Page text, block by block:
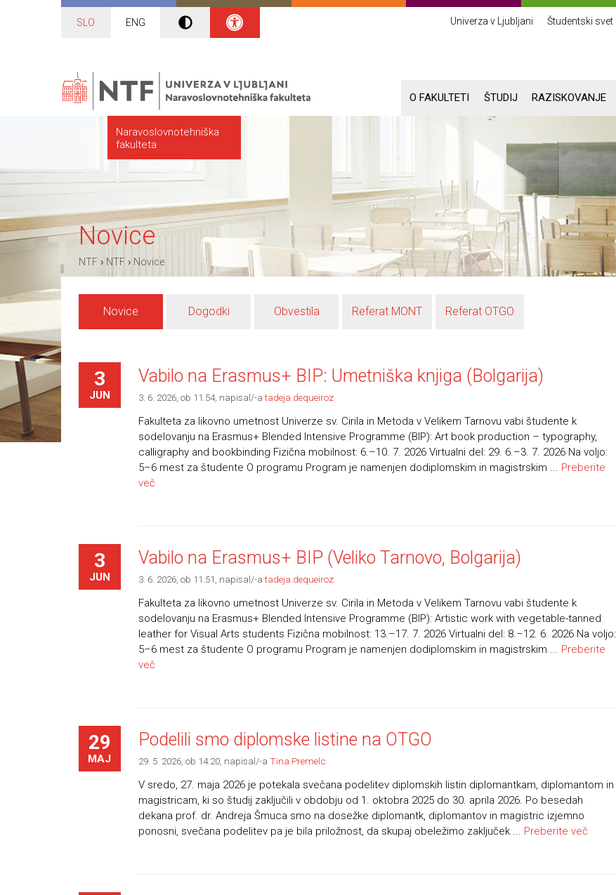
SLO ENG Univerza v Ljubljani Študentski svet
Naravoslovnotehniška
fakulteta
O FAKULTETI ŠTUDIJ RAZISKOVANJE
Novice
NTF › NTF › Novice
Novice Dogodki Obvestila Referat MONT Referat OTGO
3
JUN
Vabilo na Erasmus+ BIP: Umetniška knjiga (Bolgarija)
3. 6. 2026, ob 11.54, napisal/-atadeja.dequeiroz
Fakulteta za likovno umetnost Univerze sv. Cirila in Metoda v Velikem Tarnovu vabi študente k
sodelovanju na Erasmus+ Blended Intensive Programme (BIP): Art book production – typography,
calligraphy and bookbinding Fizična mobilnost: 6.–10. 7. 2026 Virtualni del: 29. 6.–3. 7. 2026 Na voljo:
5–6 mest za študente O programu Program je namenjen dodiplomskim in magistrskim ... Preberite
več
3
JUN
Vabilo na Erasmus+ BIP (Veliko Tarnovo, Bolgarija)
3. 6. 2026, ob 11.51 , napisal/-atadeja.dequeiroz
Fakulteta za likovno umetnost Univerze sv. Cirila in Metoda v Velikem Tarnovu vabi študente k
sodelovanju na Erasmus+ Blended Intensive Programme (BIP): Artistic work with vegetable-tanned
leather for Visual Arts students Fizična mobilnost: 13.–17. 7. 2026 Virtualni del: 8.–12. 6. 2026 Na voljo:
5–6 mest za študente O programu Program je namenjen dodiplomskim in magistrskim ... Preberite
več
29
MAJ
Podelili smo diplomske listine na OTGO
29. 5. 2026, ob 14.20, napisal/-a Tina Premelc
V sredo, 27. maja 2026 je potekala svečana podelitev diplomskih listin diplomantkam, diplomantom in
magistricam, ki so študij zaključili v obdobju od 1. oktobra 2025 do 30. aprila 2026. Po besedah
dekana prof. dr. Andreja Šmuca smo na dosežke diplomantk, diplomantov in magistric izjemno
ponosni, svečana podelitev pa je bila priložnost, da skupaj obeležimo zaključek ... Preberite več